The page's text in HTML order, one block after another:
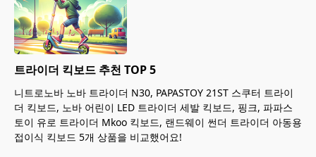
트라이더 킥보드 추천 TOP 5
니트로노바 노바 트라이더 N30, PAPASTOY 21ST 스쿠터 트라이
더 킥보드, 노바 어린이 LED 트라이더 세발 킥보드, 핑크, 파파스
토이 유로 트라이더 Mkoo 킥보드, 랜드웨이 썬더 트라이더 아동용
접이식 킥보드 5개 상품을 비교했어요!